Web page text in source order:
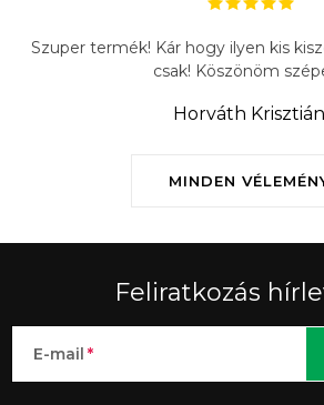
MINDEN
Szuper termék! Kár hogy ilyen kis
csak! Köszönöm
Horváth Krisztián
Feliratkozás
E-mail